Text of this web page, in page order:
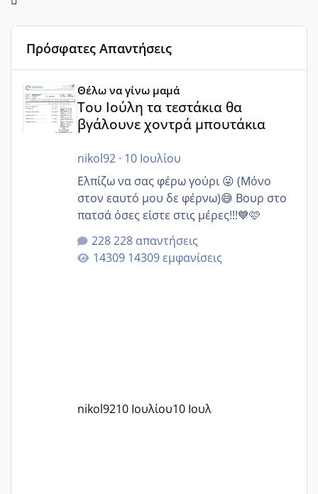
Πρόσφατες Απαντήσεις
Θέλω να γίνω μαμά
Του Ιούλη τα τεστάκια θα
βγάλουνε χοντρά μπουτάκια
nikol92· 10 Ιουλίου
Ελπίζω να σας φέρω γούρι 😜 (Μόνο
στον εαυτό μου δε φέρνω)😅 Βουρ στο
πατσά όσες είστε στις μέρες!!!💙🩷
228 απαντήσεις
14309 εμφανίσεις
nikol9210 Ιουλίου10 Ιουλ